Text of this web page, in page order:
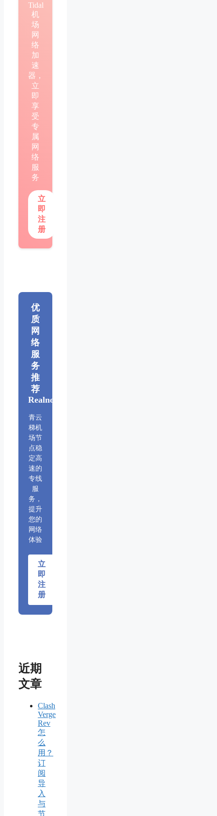
Tidal
机
场
网
络
加
速
器，
立
即
享
受
专
属
网
络
服
务
立
即
注
册
优
质
网
络
服
务
推
荐
Realnode
青云
梯机
场节
点稳
定高
速的
专线
服
务，
提升
您的
网络
体验
立
即
注
册
近期
文章
Clash
Verge
Rev
怎
么
用？
订
阅
导
入
与
节